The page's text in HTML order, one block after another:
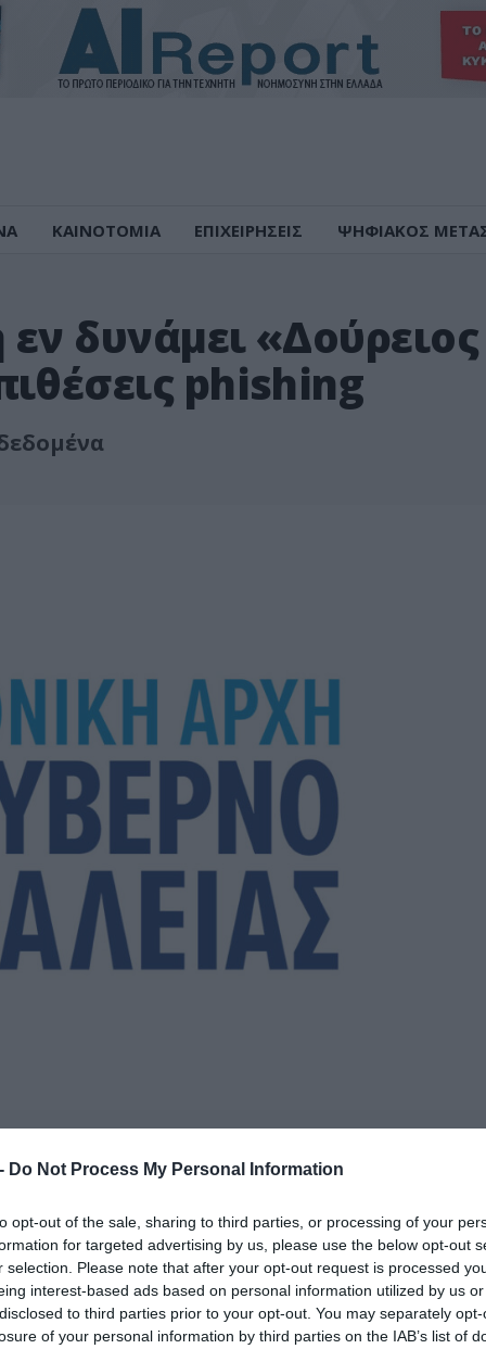
Do Not Process My Personal Information
opt-out of the sale, sharing to third parties, or processing of your
for targeted advertising by us, please use the below opt-out
selection. Please note that after your opt-out request is processed
interest-based ads based on personal information utilized by us
to third parties prior to your opt-out. You may separately
of your personal information by third parties on the IAB’s list of
ΚΑΙΝΟΤΟΜΙΑ ΕΠΙΧΕΙΡΗΣΕΙΣ ΨΗΦΙΑΚΟΣ
δυνάμει «Δούρειος
phishing
(ΤΝ) να μας συνοψίσει μια ιστοσελίδα,
Δεν είναι πάντα. Και αυτό αλλάζει τον
απάτες τύπου “phishing”, έχοντας πάντα
και όχι εμπιστοσύνης.
οι επιθέσεις κοινωνικής μηχανικής
από εργαλεία ΤΝ (AI-assistedworkflows),